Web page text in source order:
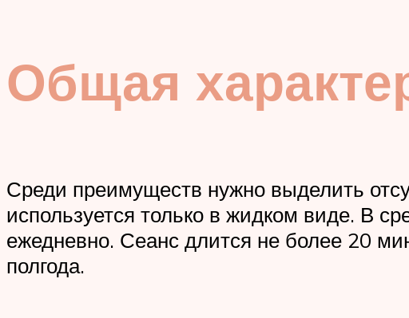
Общая
Среди преимуществ нужно выделить
используется только в жидком виде. В
ежедневно. Сеанс длится не более 20
полгода.